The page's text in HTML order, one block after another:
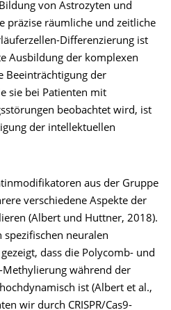
von Astrozyten und
präzise räumliche und zeitliche
Differenzierung ist
Ausbildung der komplexen
Beeinträchtigung der
sie bei Patienten mit
beobachtet wird, ist
der intellektuellen
aus der Gruppe
verschiedene Aspekte der
(Albert und Huttner, 2018).
neuralen
dass die Polycomb- und
während der
ist (Albert et al.,
wir durch CRISPR/Cas9-